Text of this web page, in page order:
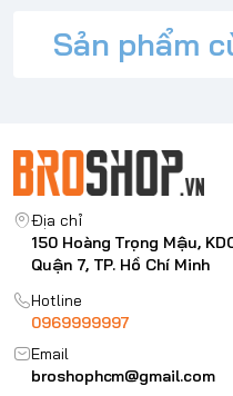
Trọn bộ:Nguyên hộp.
Sản phẩm
Địa chỉ
150 Hoàng Trọng Mậu,
Quận 7, TP. Hồ Chí Minh
Hotline
0969999997
Email
broshophcm@gmail.com